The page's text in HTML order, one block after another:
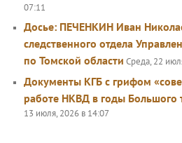
07:11
Досье: ПЕЧЕНКИН Иван
следственного отдела
по Томской области Среда, 22
Документы КГБ с грифом
работе НКВД в годы Большого
13 июля, 2026 в 14:07